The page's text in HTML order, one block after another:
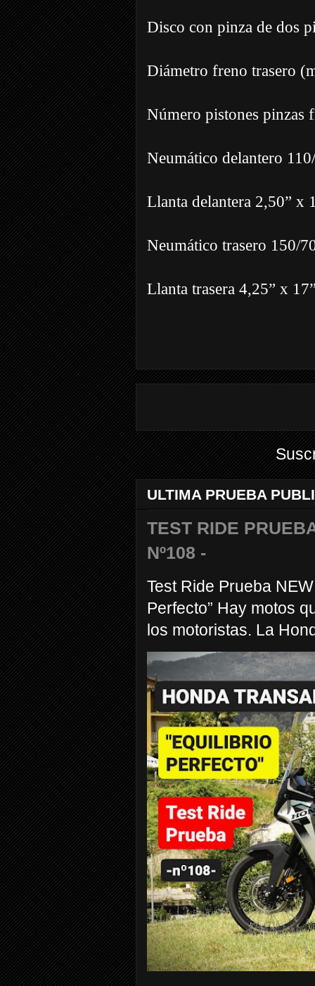
Disco con pinza de dos
Diámetro freno trasero
Número pistones pinzas
Neumático delantero
Llanta delantera 2,50” x
Neumático trasero 150/
Llanta trasera 4,25” x
ULTIMA PRUEBA
TEST RIDE
Nº108 -
Test Ride Prueba
Perfecto” Hay motos
los motoristas. La